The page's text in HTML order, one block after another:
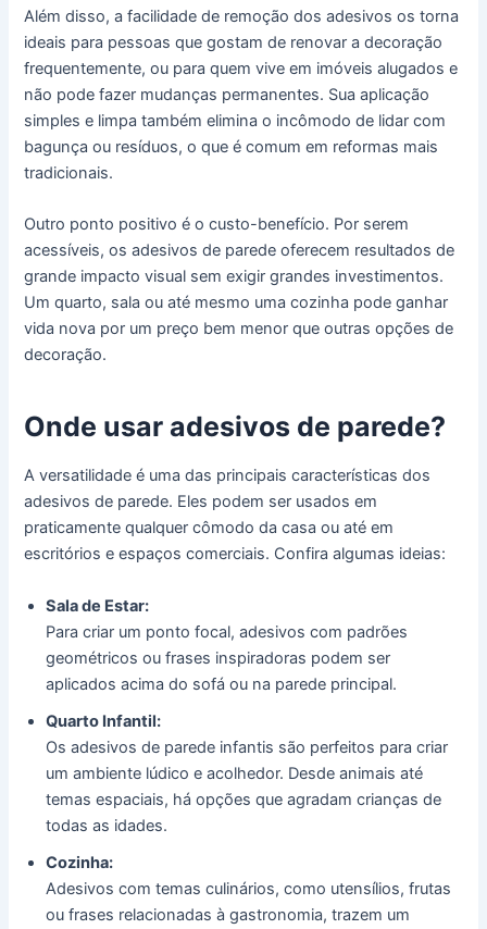
Além disso, a facilidade de remoção dos adesivos os torna
ideais para pessoas que gostam de renovar a decoração
frequentemente, ou para quem vive em imóveis alugados e
não pode fazer mudanças permanentes. Sua aplicação
simples e limpa também elimina o incômodo de lidar com
bagunça ou resíduos, o que é comum em reformas mais
tradicionais.
Outro ponto positivo é o custo-benefício. Por serem
acessíveis, os adesivos de parede oferecem resultados de
grande impacto visual sem exigir grandes investimentos.
Um quarto, sala ou até mesmo uma cozinha pode ganhar
vida nova por um preço bem menor que outras opções de
decoração.
Onde usar adesivos de parede?
A versatilidade é uma das principais características dos
adesivos de parede. Eles podem ser usados em
praticamente qualquer cômodo da casa ou até em
escritórios e espaços comerciais. Confira algumas ideias:
Sala de Estar:
Para criar um ponto focal, adesivos com padrões
geométricos ou frases inspiradoras podem ser
aplicados acima do sofá ou na parede principal.
Quarto Infantil:
Os adesivos de parede infantis são perfeitos para criar
um ambiente lúdico e acolhedor. Desde animais até
temas espaciais, há opções que agradam crianças de
todas as idades.
Cozinha:
Adesivos com temas culinários, como utensílios, frutas
ou frases relacionadas à gastronomia, trazem um